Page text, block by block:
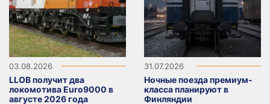
03.08.2026
LLOB получит два
локомотива Euro9000 в
августе 2026 года
31.07.2026
Ночные поезда премиум-
класса планируют в
Финляндии